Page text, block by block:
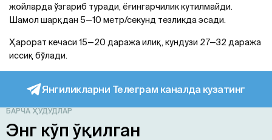
жойларда ўзгариб туради, ёғингарчилик кутилмайди.
Шамол шарқдан 5—10 метр/секунд тезликда эсади.
Ҳарорат кечаси 15—20 даража илиқ, кундузи 27—32 даража
иссиқ бўлади.
Янгиликларни Телеграм каналда кузатинг
БАРЧА ҲУДУДЛАР
Энг кўп ўқилган